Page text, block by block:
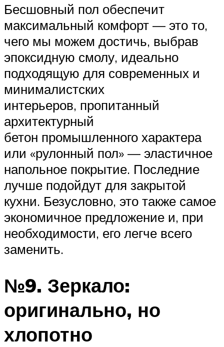
Бесшовный пол обеспечит
максимальный комфорт — это то,
чего мы можем достичь, выбрав
эпоксидную смолу, идеально
подходящую для современных и
минималистских
интерьеров, пропитанный
архитектурный
бетон промышленного характера
или «рулонный пол» — эластичное
напольное покрытие. Последние
лучше подойдут для закрытой
кухни. Безусловно, это также самое
экономичное предложение и, при
необходимости, его легче всего
заменить.
№9. Зеркало:
оригинально, но
хлопотно